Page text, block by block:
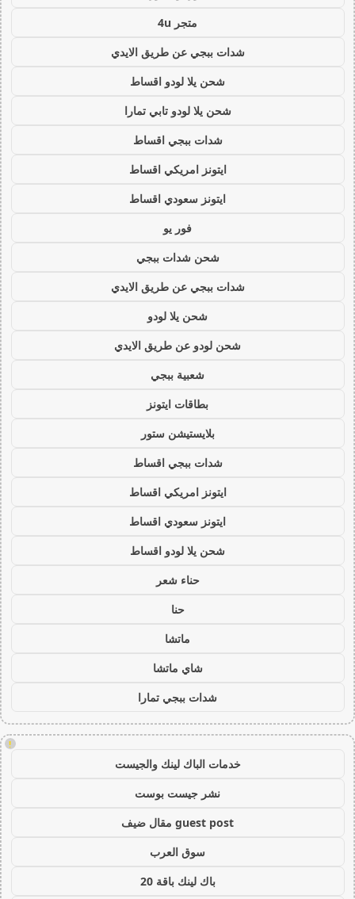
متجر 4u
شدات ببجي عن طريق الايدي
شحن يلا لودو اقساط
شحن يلا لودو تابي تمارا
شدات ببجي اقساط
ايتونز امريكي اقساط
ايتونز سعودي اقساط
فور يو
شحن شدات ببجي
شدات ببجي عن طريق الايدي
شحن يلا لودو
شحن لودو عن طريق الايدي
شعبية ببجي
بطاقات ايتونز
بلايستيشن ستور
شدات ببجي اقساط
ايتونز امريكي اقساط
ايتونز سعودي اقساط
شحن يلا لودو اقساط
حناء شعر
حنا
ماتشا
شاي ماتشا
شدات ببجي تمارا
!
خدمات الباك لينك والجيست
نشر جيست بوست
guest post مقال ضيف
سوق العرب
باك لينك باقة 20